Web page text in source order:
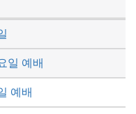
일 예배
예배